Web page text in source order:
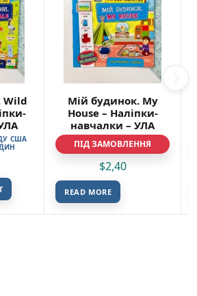
Wild
США
Мій будинок. My
House – Наліпки-
навчалки – УЛА
ПІД ЗАМОВЛЕННЯ
$2,40
READ MORE